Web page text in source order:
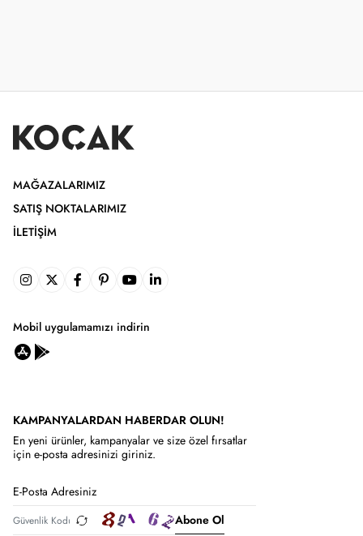
MAĞAZALARIMIZ
SATIŞ NOKTALARIMIZ
İLETIŞIM
Mobil uygulamamızı indirin
KAMPANYALARDAN HABERDAR OLUN!
En yeni ürünler, kampanyalar ve size özel fırsatlar
için e-posta adresinizi giriniz.
Abone Ol